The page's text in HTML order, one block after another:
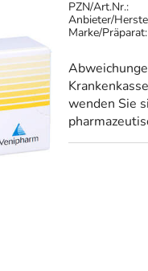
PZN/Art.Nr.:
Anbieter/
Marke/Präparat:
wenden Sie